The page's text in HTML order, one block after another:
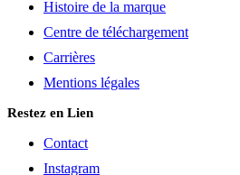
Histoire de la marque
Centre de téléchargement
Carrières
Mentions légales
Restez en Lien
Contact
Instagram